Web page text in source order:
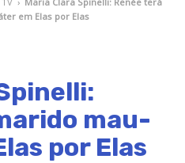
em Elas por Elas
mau-
por Elas